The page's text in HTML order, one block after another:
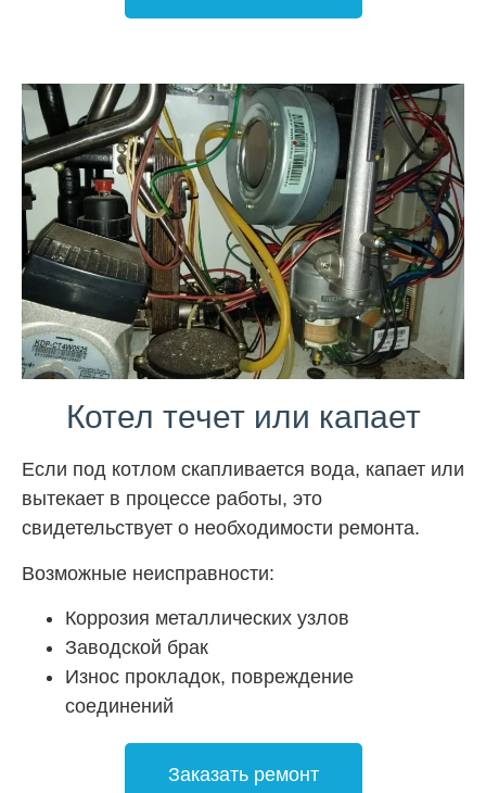
Котел течет или капает
Если под котлом скапливается вода, капает или
вытекает в процессе работы, это
свидетельствует о необходимости ремонта.
Возможные неисправности:
Коррозия металлических узлов
Заводской брак
Износ прокладок, повреждение
соединений
Заказать ремонт